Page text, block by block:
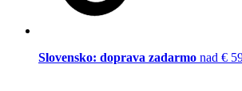
Slovensko: doprava zadarmo nad €